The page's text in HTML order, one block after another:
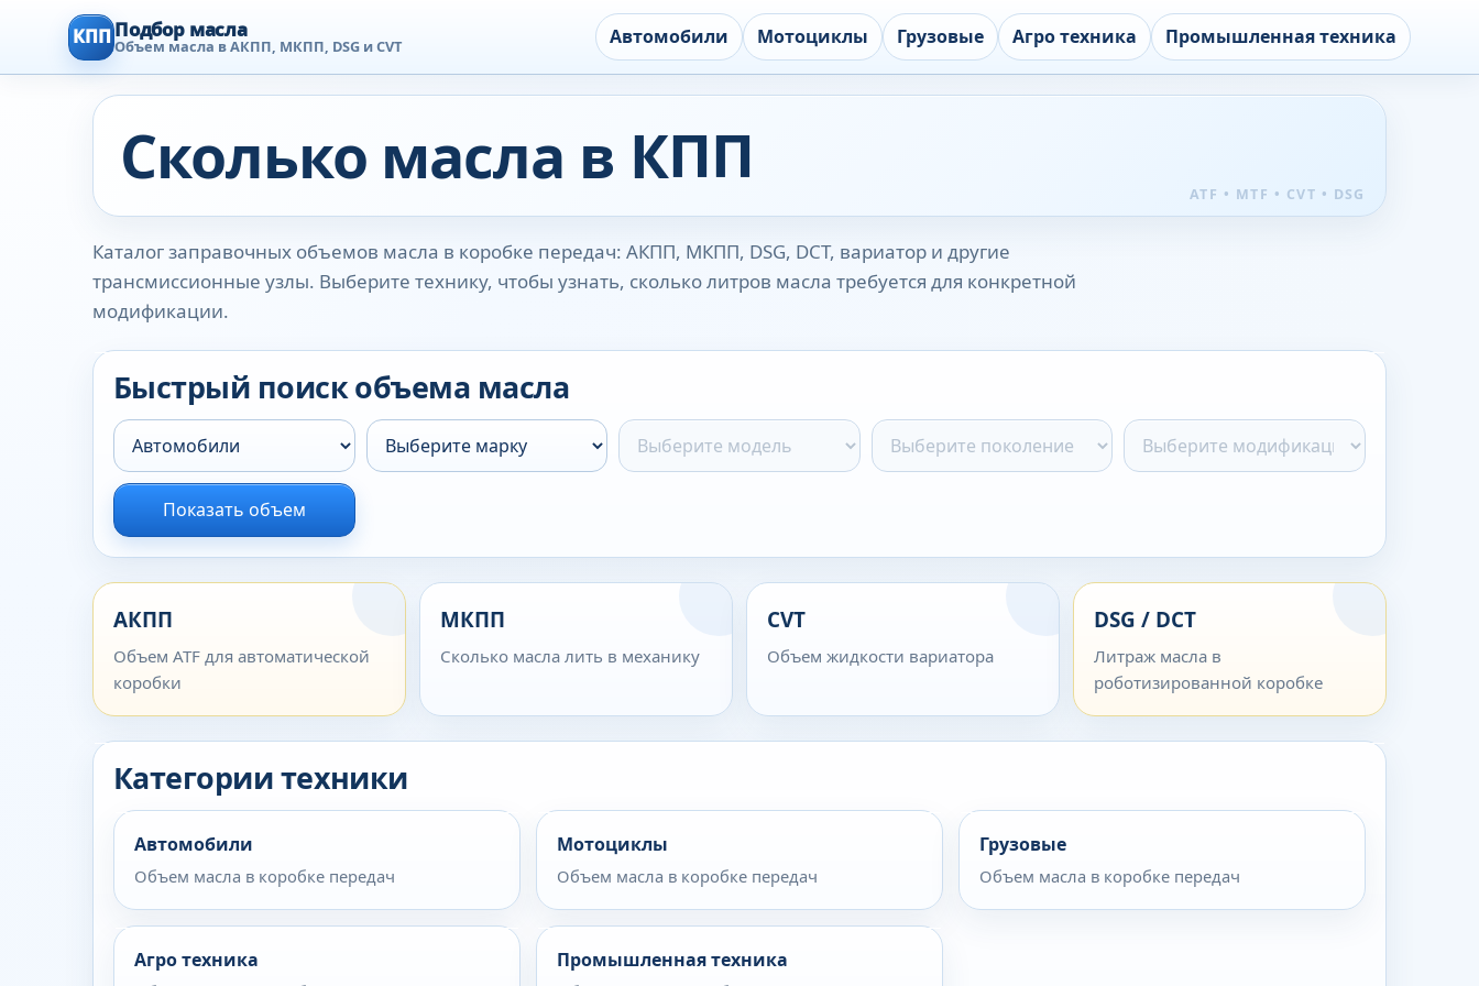
КПП Подбор масла
Объем масла в АКПП, МКПП, DSG и CVT Автомобили Мотоциклы Грузовые Агро техника Промышленная техника
Сколько масла в КПП
Каталог заправочных объемов масла в коробке передач: АКПП, МКПП, DSG, DCT, вариатор и другие
трансмиссионные узлы. Выберите технику, чтобы узнать, сколько литров масла требуется для конкретной
модификации.
Быстрый поиск объема масла
Показать объем
АКПП
Объем ATF для автоматической
коробки
МКПП
Сколько масла лить в механику
CVT
Объем жидкости вариатора
DSG / DCT
Литраж масла в
роботизированной коробке
Категории техники
Автомобили
Объем масла в коробке передач
Мотоциклы
Объем масла в коробке передач
Грузовые
Объем масла в коробке передач
Агро техника Промышленная техника